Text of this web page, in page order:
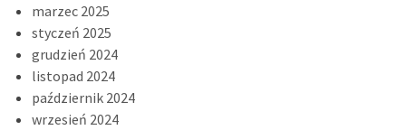
marzec 2025
styczeń 2025
grudzień 2024
listopad 2024
październik 2024
wrzesień 2024